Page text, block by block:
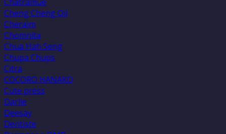
Cheng Cheng Oil
Cheraim
Chomnita
Chua Hah Seng
Chupa Chups
Citra
COCORO HANAKO
Cute press
Darlie
Deesay
Dentiste